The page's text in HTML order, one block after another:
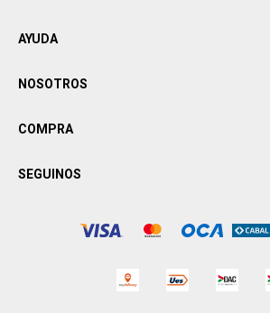
AYUDA
NOSOTROS
COMPRA
SEGUINOS